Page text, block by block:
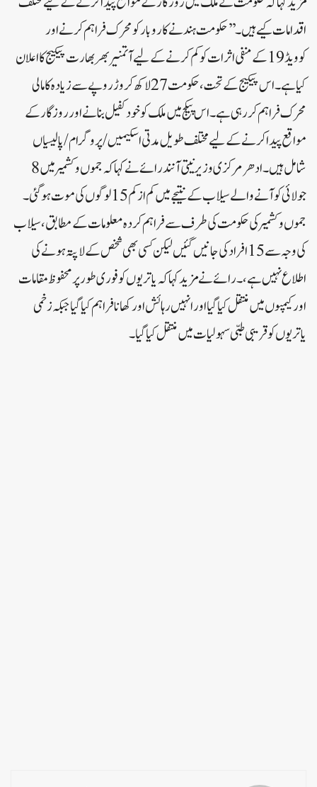
اقدامات کیے ہیں۔ ’’حکومت ہند نے کاروبار کو محرک فراہم کرنے اور
کوویڈ 19 کے منفی اثرات کو کم کرنے کے لیے آتمنیر بھر بھارت پیکیج کا اعلان
کیا ہے۔ اس پیکیج کے تحت، حکومت 27 لاکھ کروڑ روپے سے زیادہ کا مالی
محرک فراہم کر رہی ہے۔ اس پیکج میں ملک کو خود کفیل بنانے اور روزگار کے
مواقع پیدا کرنے کے لیے مختلف طویل مدتی اسکیمیں/ پروگرام/ پالیسیاں
شامل ہیں۔ ادھر مرکزی وزیر نیتی آنند رائے نے کہا کہ جموں و کشمیر میں 8
جولائی کو آنے والے سیلاب کے نتیجے میں کم از کم 15 لوگوں کی موت ہو گئی۔
جموں و کشمیر کی حکومت کی طرف سے فراہم کردہ معلومات کے مطابق، سیلاب
کی وجہ سے 15 افراد کی جانیں گئیں لیکن کسی بھی شخص کے لاپتہ ہونے کی
اطلاع نہیں ہے،۔ رائے نے مزید کہا کہ یاتریوں کو فوری طور پر محفوظ مقامات
اور کیمپوں میں منتقل کیا گیا اور انہیں رہائش اور کھانا فراہم کیا گیا جبکہ زخمی
یاتریوں کو قریبی طبی سہولیات میں منتقل کیا گیا۔